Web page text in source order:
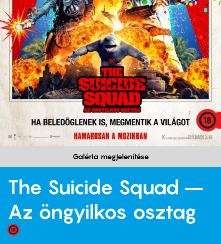
Galéria megjelenítése
The Suicide Squad –
Az öngyilkos osztag